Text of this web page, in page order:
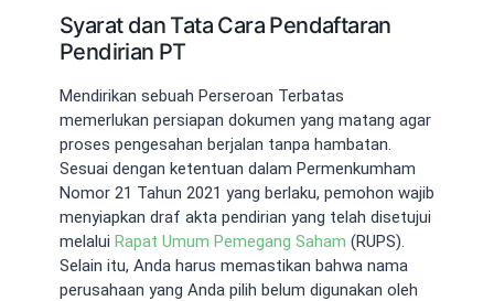
Syarat dan Tata Cara Pendaftaran
Pendirian PT
Mendirikan sebuah Perseroan Terbatas
memerlukan persiapan dokumen yang matang agar
proses pengesahan berjalan tanpa hambatan.
Sesuai dengan ketentuan dalam Permenkumham
Nomor 21 Tahun 2021 yang berlaku, pemohon wajib
menyiapkan draf akta pendirian yang telah disetujui
melalui Rapat Umum Pemegang Saham (RUPS).
Selain itu, Anda harus memastikan bahwa nama
perusahaan yang Anda pilih belum digunakan oleh